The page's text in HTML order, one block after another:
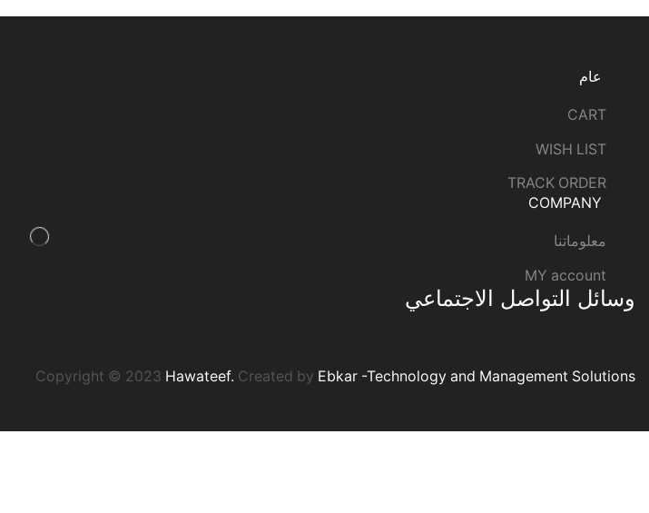
عام
CART
WISH LIST
TRACK ORDER
COMPANY
معلوماتنا
MY account
وسائل التواصل الاجتماعي
Copyright © 2023 Hawateef. Created by Ebkar -Technology and Management Solutions